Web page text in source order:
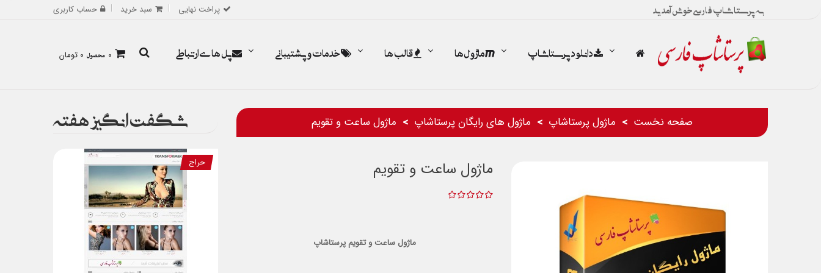
به پرستاشاپ فارسی خوش آمدید پراخت نهایی سبد خرید حساب کاربری
0 محصول 0 تومان دانلود پرستاشاپ ماژول ها قالب ها خدمات و پشتیبانی پل های ارتباطی
صفحه نخست ماژول پرستاشاپ ماژول های رایگان پرستاشاپ ماژول ساعت و تقویم
ماژول ساعت و تقویم
ماژول ساعت و تقویم پرستاشاپ
شگفت انگیز هفته
حراج